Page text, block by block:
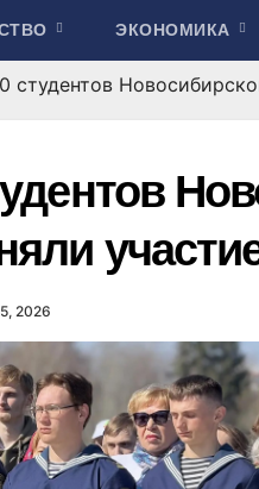
ЭКОНОМИКА
студентов
2026